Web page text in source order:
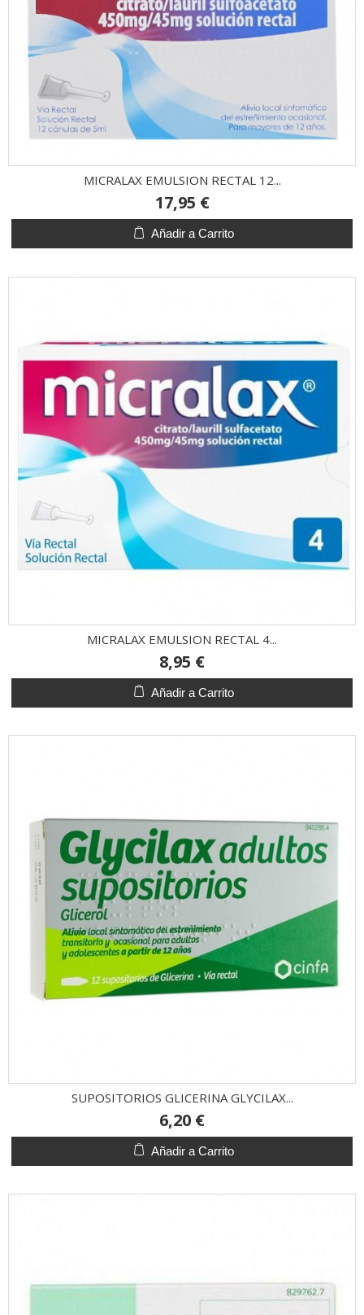
MICRALAX EMULSION RECTAL 12...
17,95 €
Añadir a Carrito
MICRALAX EMULSION RECTAL 4...
8,95 €
Añadir a Carrito
SUPOSITORIOS GLICERINA GLYCILAX...
6,20 €
Añadir a Carrito